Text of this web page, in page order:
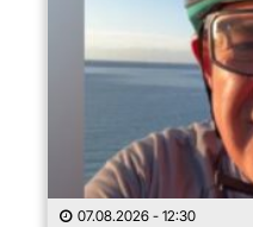
07.08.2026 - 12:30